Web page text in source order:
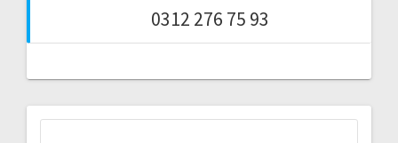
0312 276 75 93